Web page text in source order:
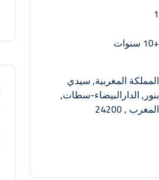
1
+10 سنوات
المملكة المغربية, سيدي
بنور, الدارالبيضاء-سطات,
المغرب , 24200